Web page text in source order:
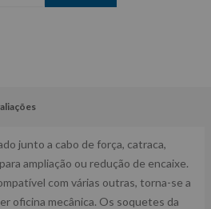
junto a cabo de força, catraca,
ampliação ou redução de encaixe.
com várias outras, torna-se a
oficina mecânica. Os soquetes da